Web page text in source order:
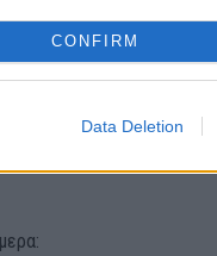
CONFIRM
Data Deletion